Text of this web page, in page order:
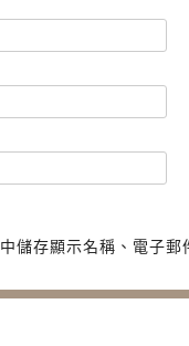
中儲存顯示名稱、電子郵